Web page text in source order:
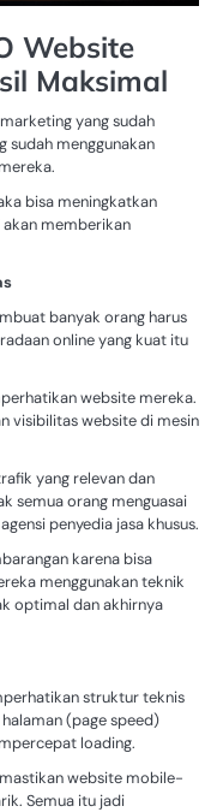
Website
Maksimal
yang sudah
sudah menggunakan
bisa meningkatkan
memberikan
banyak orang harus
online yang kuat itu
website mereka.
visibilitas website di mesin
yang relevan dan
semua orang menguasai
penyedia jasa khusus.
karena bisa
menggunakan teknik
optimal dan akhirnya
struktur teknis
(page speed)
loading.
website mobile-
Semua itu jadi